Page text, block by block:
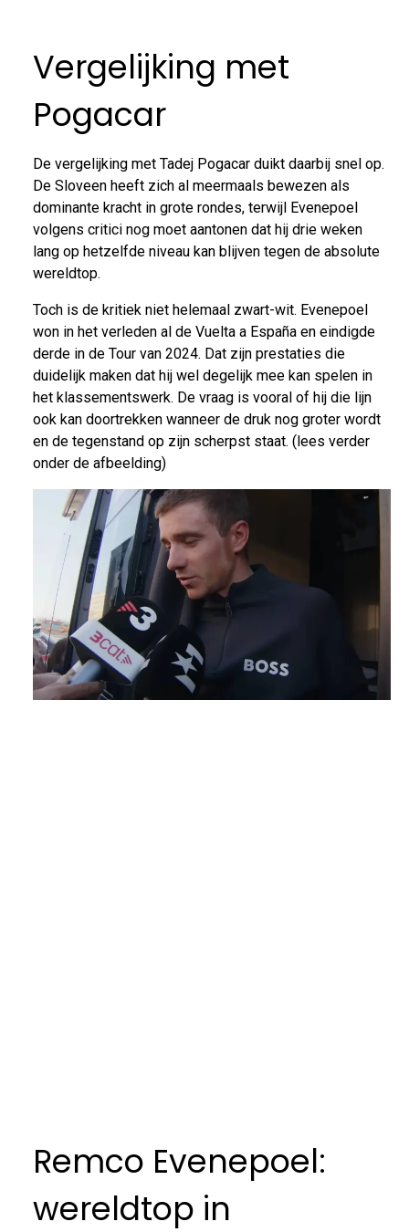
Vergelijking met
Pogacar
De vergelijking met Tadej Pogacar duikt daarbij snel op.
De Sloveen heeft zich al meermaals bewezen als
dominante kracht in grote rondes, terwijl Evenepoel
volgens critici nog moet aantonen dat hij drie weken
lang op hetzelfde niveau kan blijven tegen de absolute
wereldtop.
Toch is de kritiek niet helemaal zwart-wit. Evenepoel
won in het verleden al de Vuelta a España en eindigde
derde in de Tour van 2024. Dat zijn prestaties die
duidelijk maken dat hij wel degelijk mee kan spelen in
het klassementswerk. De vraag is vooral of hij die lijn
ook kan doortrekken wanneer de druk nog groter wordt
en de tegenstand op zijn scherpst staat. (lees verder
onder de afbeelding)
Remco Evenepoel:
wereldtop in